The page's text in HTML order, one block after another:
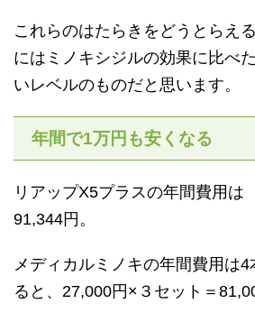
これらのはたらきをどうとらえ
にはミノキシジルの効果に比べ
いレベルのものだと思います。
年間で1万円も安くなる
リアップX5プラスの年間費用
91,344円。
メディカルミノキの年間費用は
ると、27,000円×３セット＝